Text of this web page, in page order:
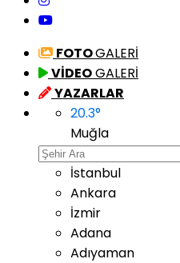
FOTOGALERİ
VİDEOGALERİ
YAZARLAR
20.3°
Muğla
İstanbul
Ankara
İzmir
Adana
Adıyaman